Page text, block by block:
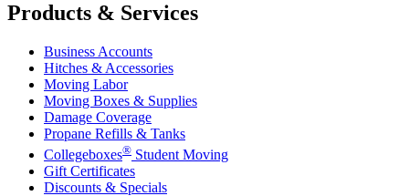
Products & Services
Business Accounts
Hitches & Accessories
Moving Labor
Moving Boxes & Supplies
Damage Coverage
Propane Refills & Tanks
Collegeboxes® Student Moving
Gift Certificates
Discounts & Specials